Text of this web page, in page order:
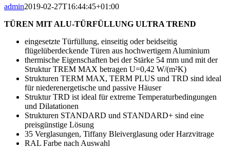
admin2019-02-27T16:44:45+01:00
TÜREN MIT ALU-TÜRFÜLLUNG ULTRA TREND
eingesetzte Türfüllung, einseitig oder beidseitig
flügelüberdeckende Türen aus hochwertigem Aluminium
thermische Eigenschaften bei der Stärke 54 mm und mit der
Struktur TREM MAX betragen U=0,42 W/(m²K)
Strukturen TERM MAX, TERM PLUS und TRD sind ideal
für niederenergetische und passive Häuser
Struktur TRD ist ideal für extreme Temperaturbedingungen
und Dilatationen
Strukturen STANDARD und STANDARD+ sind eine
preisgünstige Lösung
35 Verglasungen, Tiffany Bleiverglasung oder Harzvitrage
RAL Farbe nach Auswahl